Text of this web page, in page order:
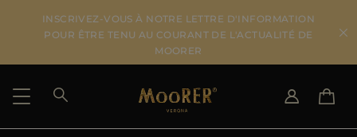
INSCRIVEZ-VOUS À NOTRE LETTRE D'INFORMATION
POUR ÊTRE TENU AU COURANT DE L'ACTUALITÉ DE
MOORER